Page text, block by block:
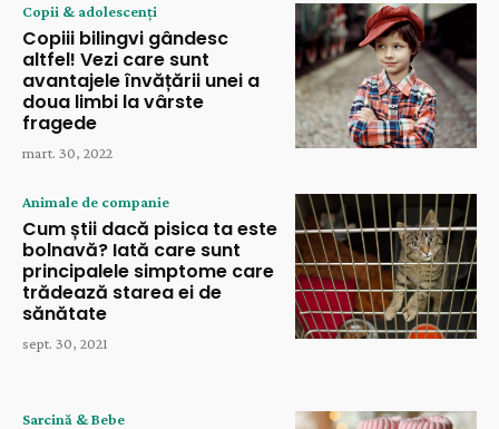
Copii & adolescenți
Copiii bilingvi gândesc
altfel! Vezi care sunt
avantajele învățării unei a
doua limbi la vârste
fragede
mart. 30, 2022
Animale de companie
Cum știi dacă pisica ta este
bolnavă? Iată care sunt
principalele simptome care
trădează starea ei de
sănătate
sept. 30, 2021
Sarcină & Bebe